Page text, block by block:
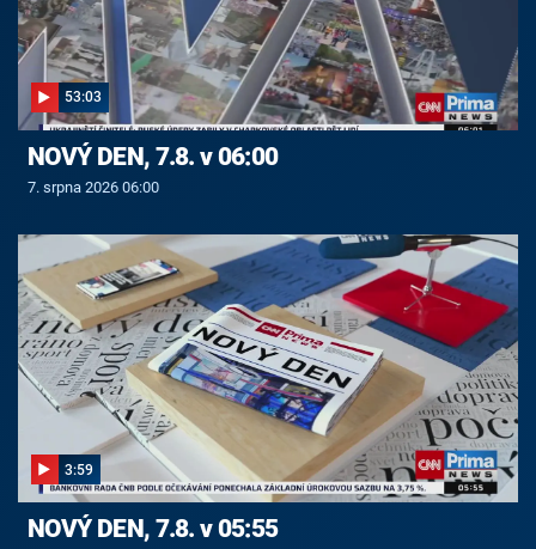
53:03
NOVÝ DEN, 7.8. v 06:00
7. srpna 2026 06:00
3:59
NOVÝ DEN, 7.8. v 05:55